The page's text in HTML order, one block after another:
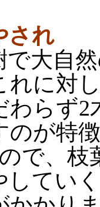
され
大自
れに対
わらず2
のが特
で、枝
てい